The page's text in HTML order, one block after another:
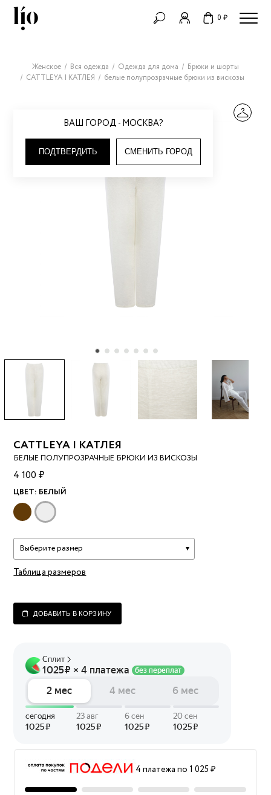
0 ₽
ВАШ ГОРОД - МОСКВА?
ПОДТВЕРДИТЬ СМЕНИТЬ ГОРОД
Женское Вся одежда Одежда для дома
Брюки и шорты
CATTLEYA | КАТЛЕЯ
белые полупрозрачные брюки из вискозы
CATTLEYA | КАТЛЕЯ
БЕЛЫЕ ПОЛУПРОЗРАЧНЫЕ БРЮКИ ИЗ ВИСКОЗЫ
4 100 ₽
ЦВЕТ: БЕЛЫЙ
Выберите размер
Таблица размеров
ДОБАВИТЬ В КОРЗИНУ
4 платежа по 1 025 ₽